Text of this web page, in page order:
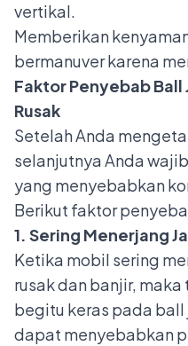
vertikal.
Memberikan
bermanuver karena
Faktor Penyebab
Rusak
Setelah Anda
selanjutnya Anda
yang menyebabkan
Berikut faktor
1. Sering Menerjang
Ketika mobil sering
rusak dan banjir,
begitu keras pada
dapat menyebabkan